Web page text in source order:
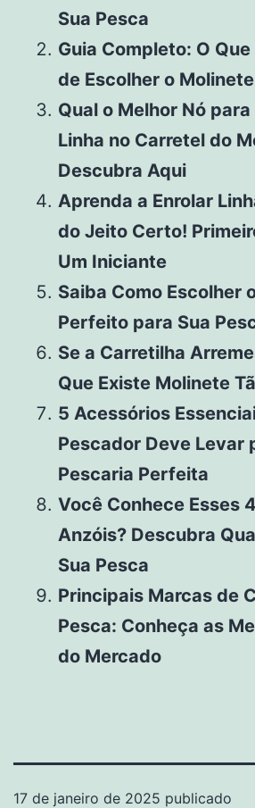
Sua Pesca
Guia Completo: O
de Escolher o
Qual o Melhor Nó
Linha no Carretel do
Descubra Aqui
Aprenda a Enrolar
do Jeito Certo!
Um Iniciante
Saiba Como Escolher
Perfeito para Sua
Se a Carretilha
Que Existe Molinete
5 Acessórios
Pescador Deve Levar
Pescaria Perfeita
Você Conhece Esses
Anzóis? Descubra
Sua Pesca
Principais Marcas de
Pesca: Conheça as
do Mercado
17 de janeiro de 2025 publicado